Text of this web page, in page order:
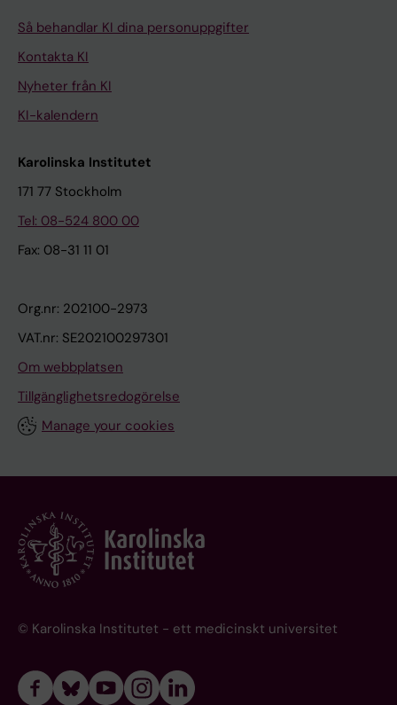
Så behandlar KI dina personuppgifter
Kontakta KI
Nyheter från KI
KI-kalendern
Karolinska Institutet
171 77 Stockholm
Tel: 08-524 800 00
Fax: 08-31 11 01
Org.nr: 202100-2973
VAT.nr: SE202100297301
Om webbplatsen
Tillgänglighetsredogörelse
Manage your cookies
© Karolinska Institutet - ett medicinskt universitet